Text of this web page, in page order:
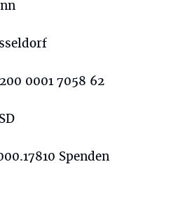
0001 7058 62
Spenden